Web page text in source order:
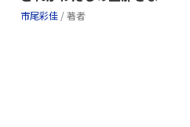
市尾彩佳 / 著者